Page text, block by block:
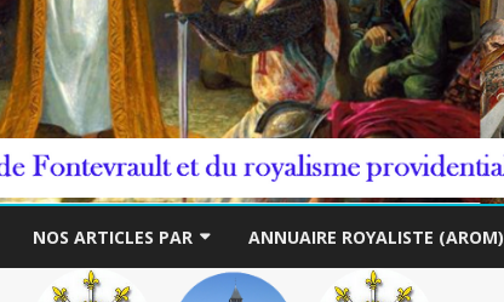
to
NOS ARTICLES PAR
THÉME
ANNUAIRE ROYALISTE (AROM)